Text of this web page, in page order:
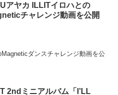
アヤカ ILLITイロハとの
チャレンジ動画を公開
ダンスチャレンジ動画を公
2ndミニアルバム「I’LL